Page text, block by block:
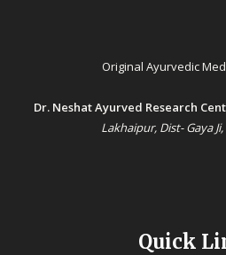
Original Ayurvedic
Dr. Neshat Ayurved Research
Lakhaipur, Dist- Gaya
Quick